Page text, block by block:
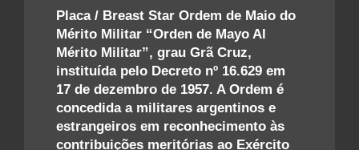
ARGENTINA
quantidade
Placa / Breast Star Ordem de Maio do
Mérito Militar “Orden de Mayo Al
Mérito Militar”, grau Grã Cruz,
instituída pelo Decreto nº 16.629 em
17 de dezembro de 1957. A Ordem é
concedida a militares argentinos e
estrangeiros em reconhecimento às
contribuições meritórias ao Exército